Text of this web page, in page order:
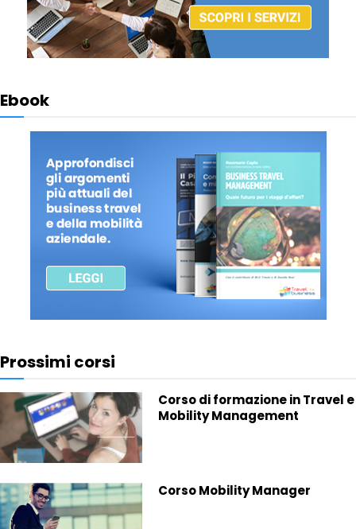
Ebook
Prossimi corsi
Corso di formazione in Travel e
Mobility Management
Corso Mobility Manager